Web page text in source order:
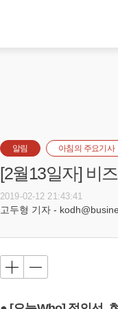
알림 아침의 주요기사
[2월13일자] 비
2019-02-12 21:43:41
고두형 기자 -